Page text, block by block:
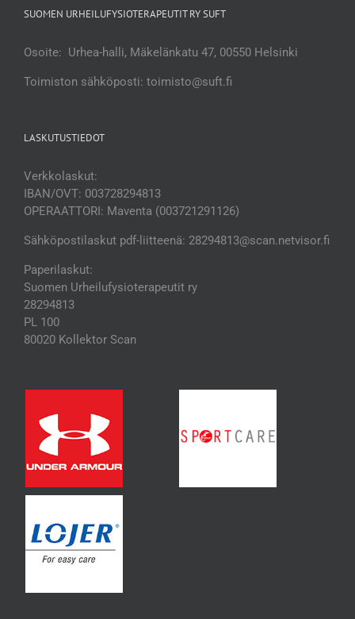
SUOMEN URHEILUFYSIOTERAPEUTIT RY SUFT
Osoite: Urhea-halli, Mäkelänkatu 47, 00550 Helsinki
Toimiston sähköposti: toimisto@suft.fi
LASKUTUSTIEDOT
Verkkolaskut:
IBAN/OVT: 003728294813
OPERAATTORI: Maventa (003721291126)
Sähköpostilaskut pdf-liitteenä: 28294813@scan.netvisor.fi
Paperilaskut:
Suomen Urheilufysioterapeutit ry
28294813
PL 100
80020 Kollektor Scan